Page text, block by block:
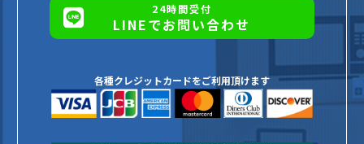
24時間受付
LINEでお問い合わせ
各種クレジットカードをご利用頂けます